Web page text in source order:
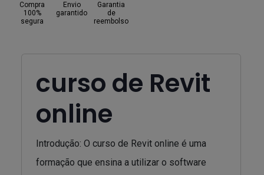
Compra
100%
segura
Envio
garantido
Garantia
de
reembolso
curso de Revit
online
Introdução: O curso de Revit online é uma
formação que ensina a utilizar o software